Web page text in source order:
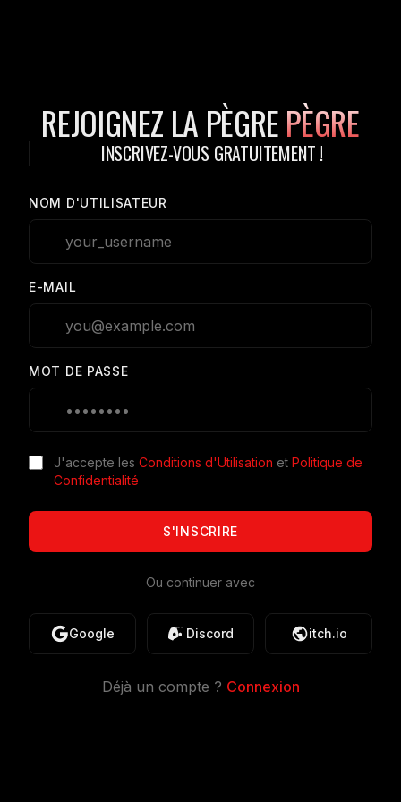
REJOIGNEZ LA PÈGREPÈGRE
INSCRIVEZ-VOUS GRATUITEMENT !
NOM D'UTILISATEUR
E-MAIL
MOT DE PASSE
J'accepte les Conditions d'Utilisation et Politique de
Confidentialité
S'INSCRIRE
Ou continuer avec
Google Discord itch.io
Déjà un compte ? Connexion